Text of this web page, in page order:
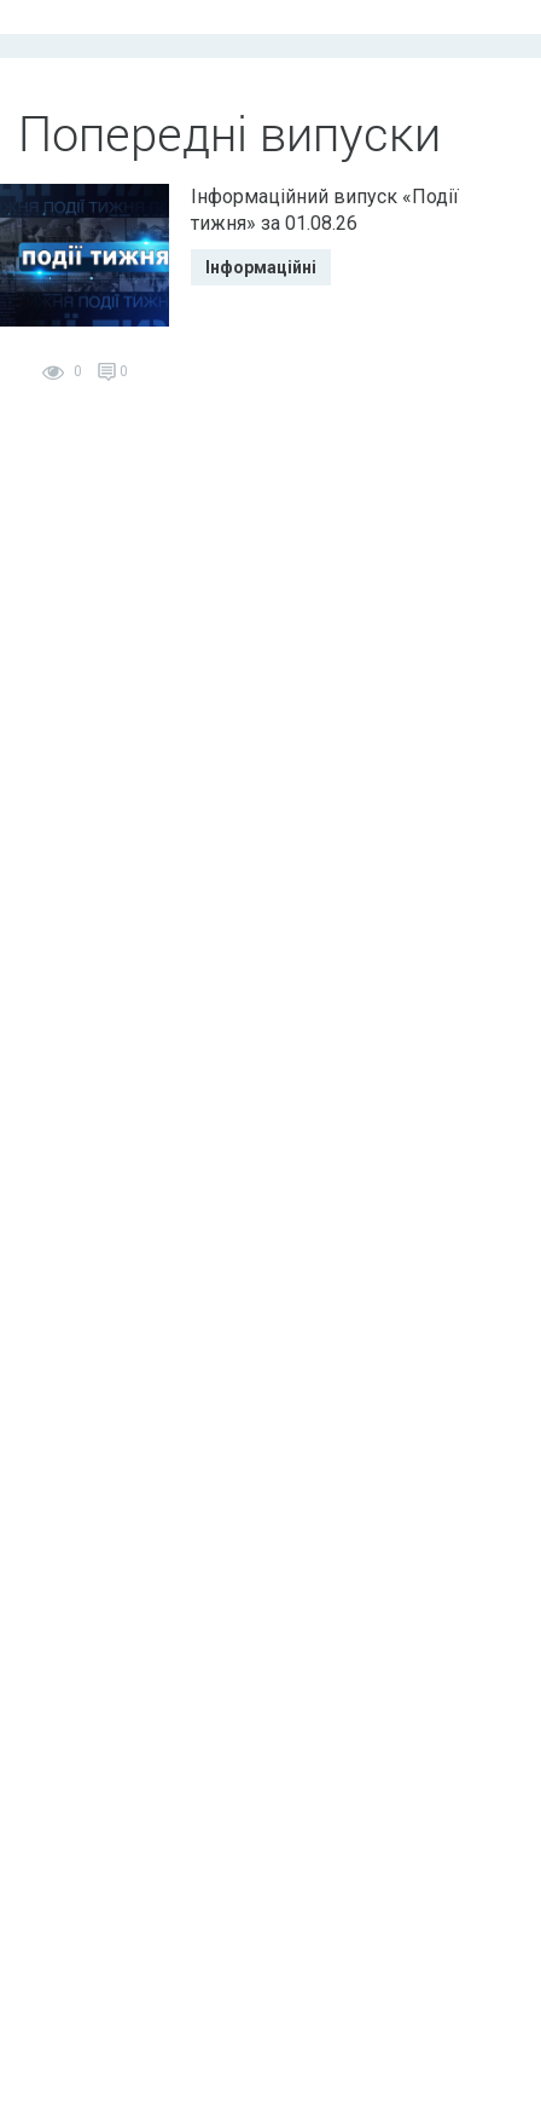
Попередні випуски
0 0
Інформаційний випуск «Події
тижня» за 01.08.26
Інформаційні